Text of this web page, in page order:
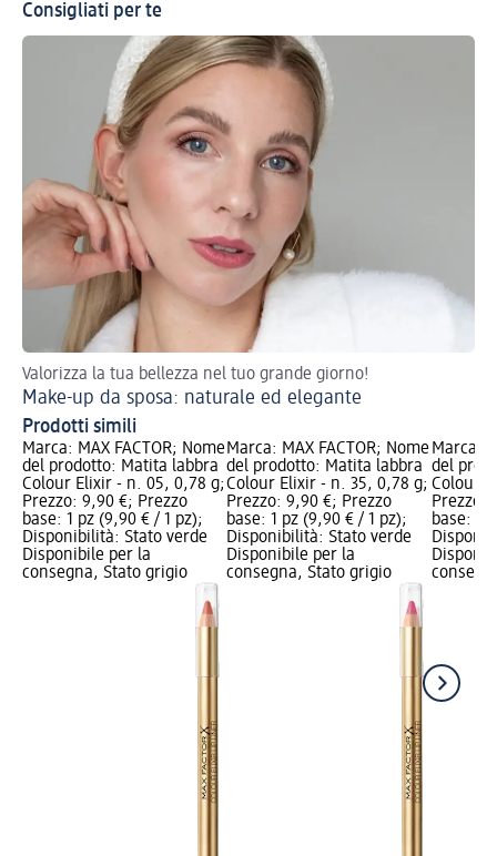
Consigliati per te
Valorizza la tua bellezza nel tuo grande giorno!
Make-up da sposa: naturale ed elegante
Prodotti simili
Marca: MAX FACTOR; Nome
del prodotto: Matita labbra
Colour Elixir - n. 05, 0,78 g;
Prezzo: 9,90 €; Prezzo
base: 1 pz (9,90 € / 1 pz);
Disponibilità: Stato verde
Disponibile per la
consegna, Stato grigio
Marca: MAX FACTOR; Nome
del prodotto: Matita labbra
Colour Elixir - n. 35, 0,78 g;
Prezzo: 9,90 €; Prezzo
base: 1 pz (9,90 € / 1 pz);
Disponibilità: Stato verde
Disponibile per la
consegna, Stato grigio
Marca:
del
Colour
Prezzo:
base: 1